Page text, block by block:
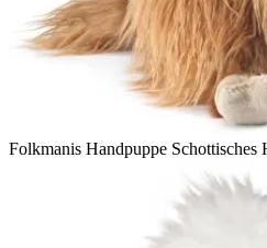
Folkmanis Handpuppe Schottisches